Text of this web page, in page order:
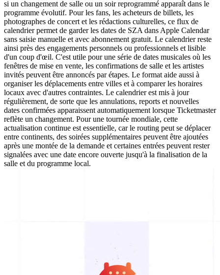
si un changement de salle ou un soir reprogrammé apparaît dans le
programme évolutif. Pour les fans, les acheteurs de billets, les
photographes de concert et les rédactions culturelles, ce flux de
calendrier permet de garder les dates de SZA dans Apple Calendar
sans saisie manuelle et avec abonnement gratuit. Le calendrier reste
ainsi près des engagements personnels ou professionnels et lisible
d'un coup d'œil. C'est utile pour une série de dates musicales où les
fenêtres de mise en vente, les confirmations de salle et les artistes
invités peuvent être annoncés par étapes. Le format aide aussi à
organiser les déplacements entre villes et à comparer les horaires
locaux avec d'autres contraintes. Le calendrier est mis à jour
régulièrement, de sorte que les annulations, reports et nouvelles
dates confirmées apparaissent automatiquement lorsque Ticketmaster
reflète un changement. Pour une tournée mondiale, cette
actualisation continue est essentielle, car le routing peut se déplacer
entre continents, des soirées supplémentaires peuvent être ajoutées
après une montée de la demande et certaines entrées peuvent rester
signalées avec une date encore ouverte jusqu'à la finalisation de la
salle et du programme local.